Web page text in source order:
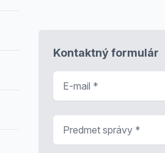
Kontaktný formulár